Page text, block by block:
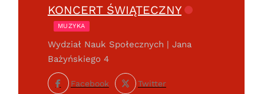
KONCERT ŚWIĄTECZNY
MUZYKA
Wydział Nauk Społecznych | Jana
Bażyńskiego 4
Facebook Twitter